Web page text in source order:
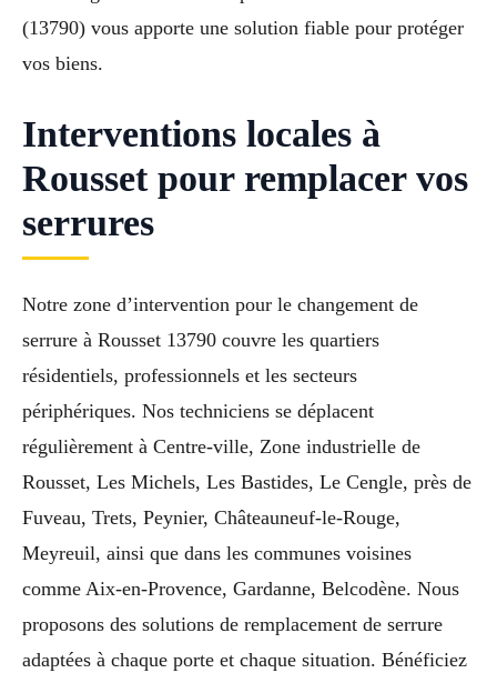
(13790) vous apporte une solution fiable pour protéger
vos biens.
Interventions locales à
Rousset pour remplacer vos
serrures
Notre zone d’intervention pour le changement de
serrure à Rousset 13790 couvre les quartiers
résidentiels, professionnels et les secteurs
périphériques. Nos techniciens se déplacent
régulièrement à Centre-ville, Zone industrielle de
Rousset, Les Michels, Les Bastides, Le Cengle, près de
Fuveau, Trets, Peynier, Châteauneuf-le-Rouge,
Meyreuil, ainsi que dans les communes voisines
comme Aix-en-Provence, Gardanne, Belcodène. Nous
proposons des solutions de remplacement de serrure
adaptées à chaque porte et chaque situation. Bénéficiez